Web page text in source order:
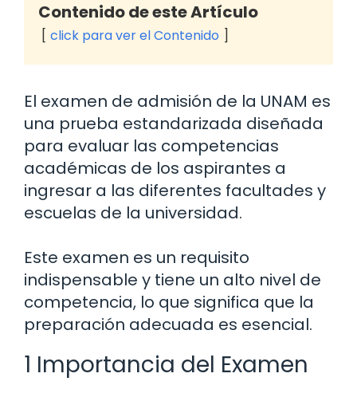
Contenido de este Artículo
click para ver el Contenido
El examen de admisión de la UNAM es
una prueba estandarizada diseñada
para evaluar las competencias
académicas de los aspirantes a
ingresar a las diferentes facultades y
escuelas de la universidad.
Este examen es un requisito
indispensable y tiene un alto nivel de
competencia, lo que significa que la
preparación adecuada es esencial.
1 Importancia del Examen